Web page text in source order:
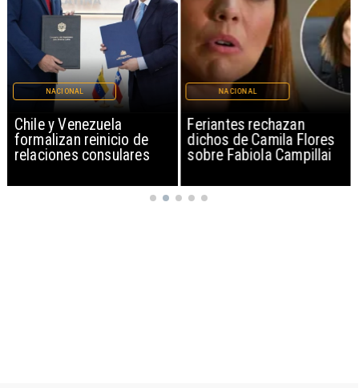
Chile y Venezuela
formalizan reinicio de
relaciones consulares
NACIONAL
Feriantes rechazan
dichos de Camila Flores
sobre Fabiola Campillai
NACIONAL